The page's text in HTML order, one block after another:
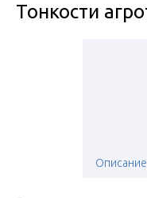
Тонкости